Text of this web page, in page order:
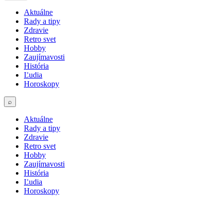
Aktuálne
Rady a tipy
Zdravie
Retro svet
Hobby
Zaujímavosti
História
Ľudia
Horoskopy
⌕
Aktuálne
Rady a tipy
Zdravie
Retro svet
Hobby
Zaujímavosti
História
Ľudia
Horoskopy